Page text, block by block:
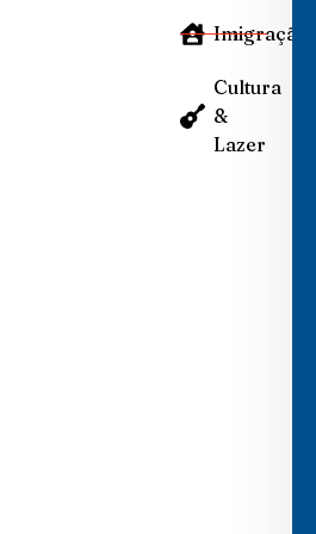
Imigração
Cultura
&
Lazer